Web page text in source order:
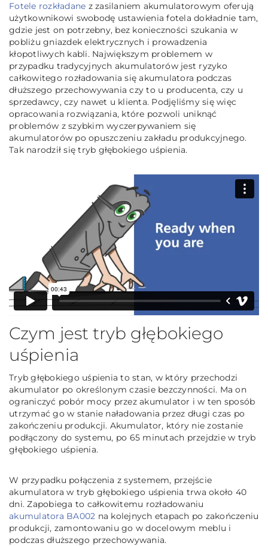
Fotele rozkładane z zasilaniem akumulatorowym oferują
użytkownikowi swobodę ustawienia fotela dokładnie tam,
gdzie jest on potrzebny, bez konieczności szukania w
pobliżu gniazdek elektrycznych i prowadzenia
kłopotliwych kabli. Największym problemem w
przypadku tradycyjnych akumulatorów jest ryzyko
całkowitego rozładowania się akumulatora podczas
dłuższego przechowywania czy to u producenta, czy u
sprzedawcy, czy nawet u klienta. Podjęliśmy się więc
opracowania rozwiązania, które pozwoli uniknąć
problemów z szybkim wyczerpywaniem się
akumulatorów po opuszczeniu zakładu produkcyjnego.
Tak narodził się tryb głębokiego uśpienia.
Czym jest tryb głębokiego
uśpienia
Tryb głębokiego uśpienia to stan, w który przechodzi
akumulator po określonym czasie bezczynności. Ma on
ograniczyć pobór mocy przez akumulator i w ten sposób
utrzymać go w stanie naładowania przez długi czas po
zakończeniu produkcji. Akumulator, który nie zostanie
podłączony do systemu, po 65 minutach przejdzie w tryb
głębokiego uśpienia.
W przypadku połączenia z systemem, przejście
akumulatora w tryb głębokiego uśpienia trwa około 40
dni. Zapobiega to całkowitemu rozładowaniu
akumulatora BA002 na kolejnych etapach po zakończeniu
produkcji, zamontowaniu go w docelowym meblu i
podczas dłuższego przechowywania.